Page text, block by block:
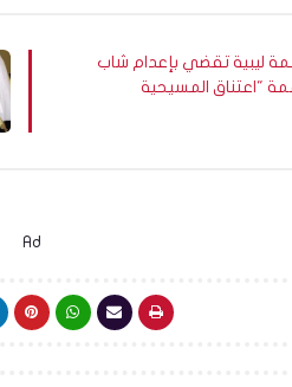
ليبية تقضي بإعدام شاب
Ad